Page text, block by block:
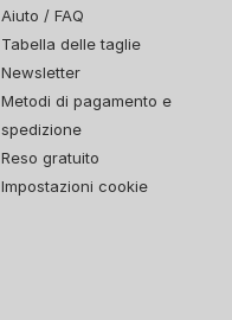
Aiuto / FAQ
Tabella delle taglie
Newsletter
Metodi di pagamento e
spedizione
Reso gratuito
Impostazioni cookie